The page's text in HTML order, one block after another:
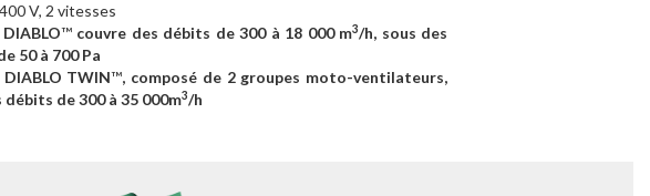
400 V, 2 vitesses
™couvre des débits de 300 à 18 000 m3/h, sous des
50 à 700 Pa
TWIN™, composé de 2 groupes moto-ventilateurs,
débits de 300 à 35 000m3/h